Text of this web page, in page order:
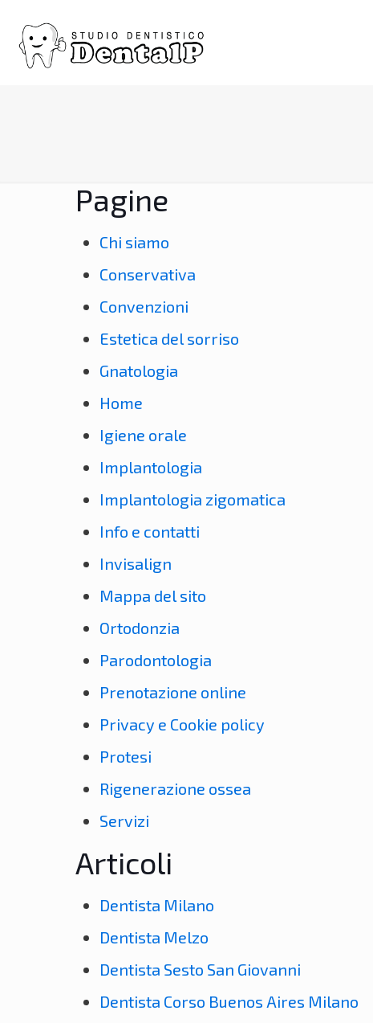
Pagine
Chi siamo
Conservativa
Convenzioni
Estetica del sorriso
Gnatologia
Home
Igiene orale
Implantologia
Implantologia zigomatica
Info e contatti
Invisalign
Mappa del sito
Ortodonzia
Parodontologia
Prenotazione online
Privacy e Cookie policy
Protesi
Rigenerazione ossea
Servizi
Articoli
Dentista Milano
Dentista Melzo
Dentista Sesto San Giovanni
Dentista Corso Buenos Aires Milano